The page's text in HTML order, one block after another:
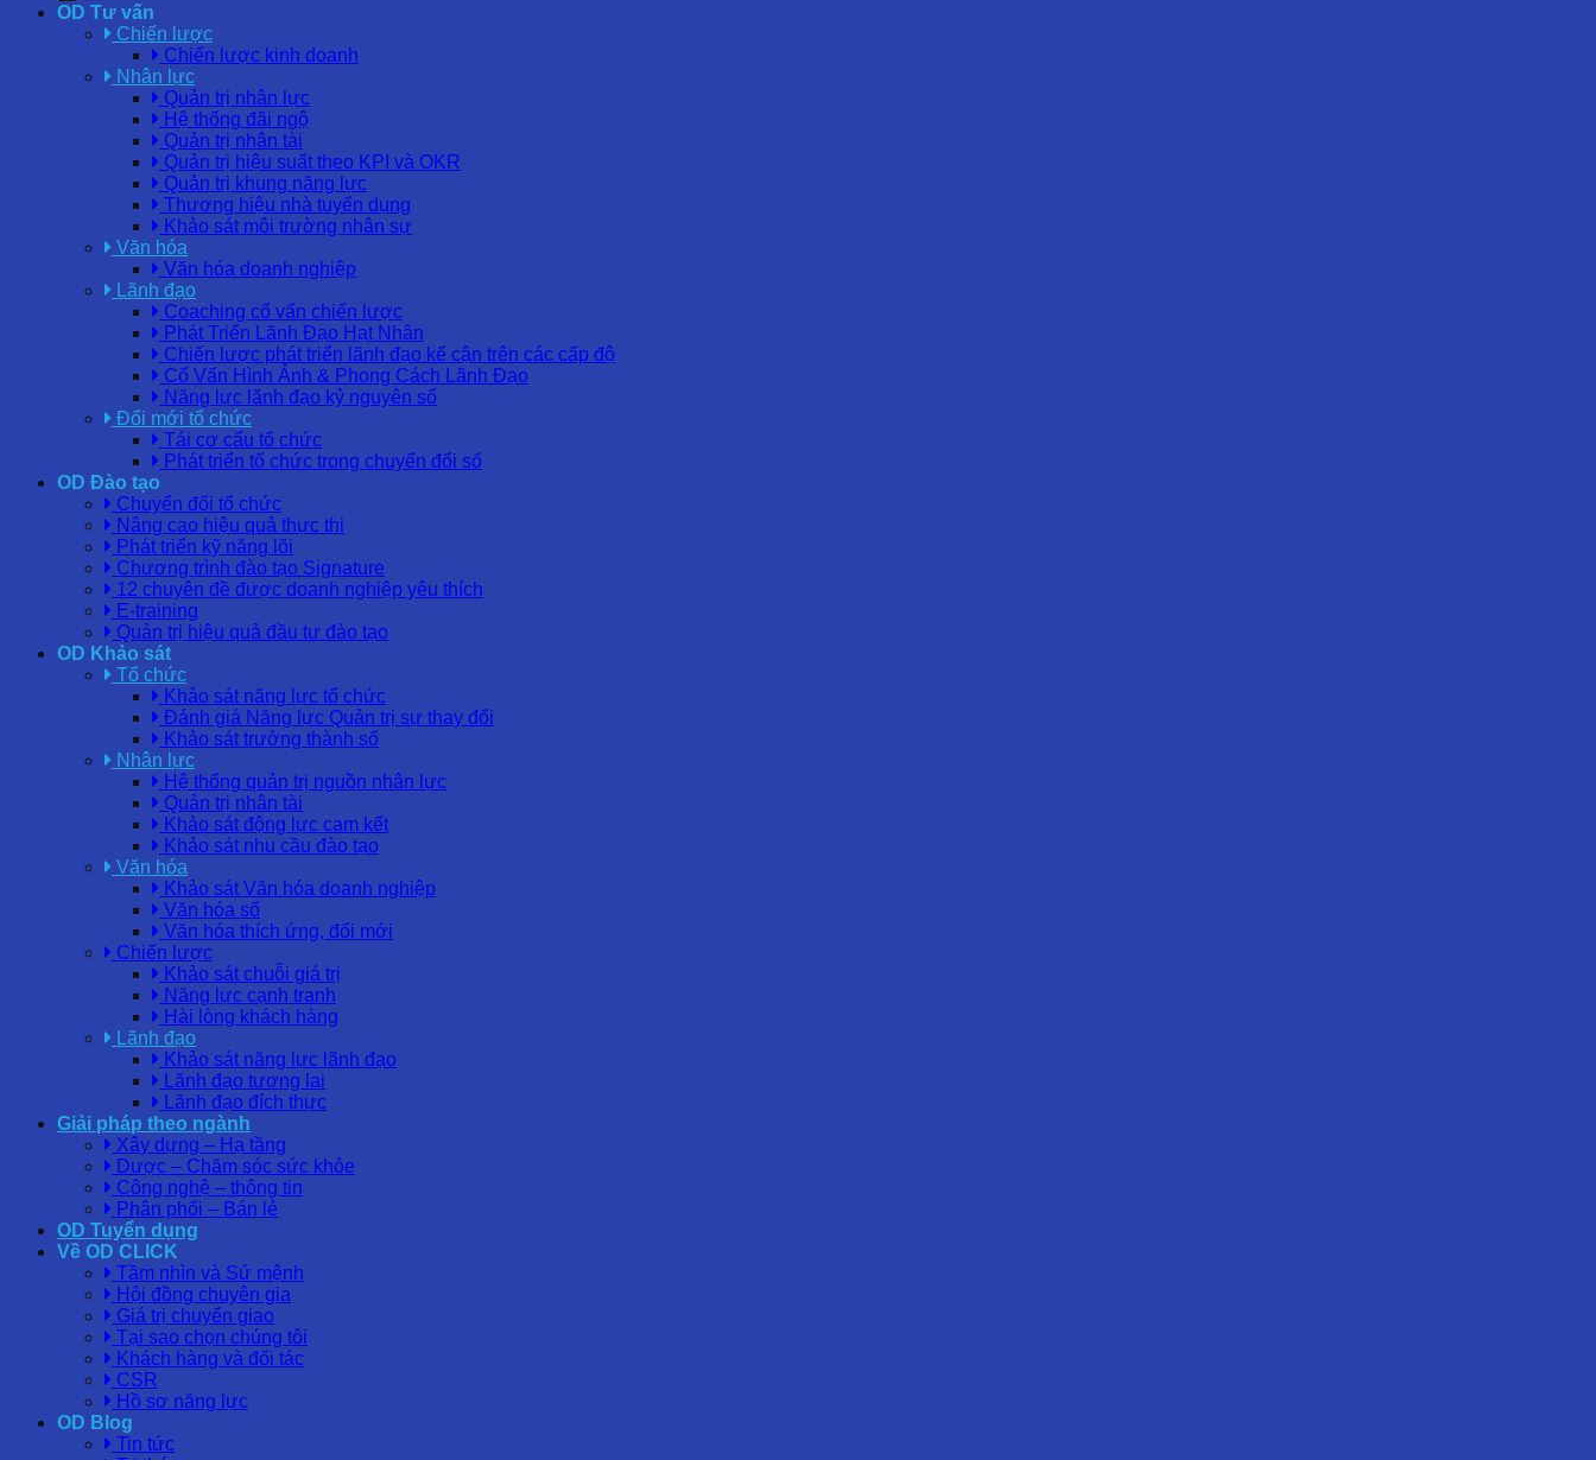
OD Tư vấn
Chiến lược
Chiến lược kinh doanh
Nhân lực
Quản trị nhân lực
Hệ thống đãi ngộ
Quản trị nhân tài
Quản trị hiệu suất theo KPI và OKR
Quản trị khung năng lực
Thương hiệu nhà tuyển dụng
Khảo sát môi trường nhân sự
Văn hóa
Văn hóa doanh nghiệp
Lãnh đạo
Coaching cố vấn chiến lược
Phát Triển Lãnh Đạo Hạt Nhân
Chiến lược phát triển lãnh đạo kế cận trên các cấp độ
Cố Vấn Hình Ảnh & Phong Cách Lãnh Đạo
Năng lực lãnh đạo kỷ nguyên số
Đổi mới tổ chức
Tái cơ cấu tổ chức
Phát triển tổ chức trong chuyển đổi số
OD Đào tạo
Chuyển đổi tổ chức
Nâng cao hiệu quả thực thi
Phát triển kỹ năng lõi
Chương trình đào tạo Signature
12 chuyên đề được doanh nghiệp yêu thích
E-training
Quản trị hiệu quả đầu tư đào tạo
OD Khảo sát
Tổ chức
Khảo sát năng lực tổ chức
Đánh giá Năng lực Quản trị sự thay đổi
Khảo sát trưởng thành số
Nhân lực
Hệ thống quản trị nguồn nhân lực
Quản trị nhân tài
Khảo sát động lực cam kết
Khảo sát nhu cầu đào tạo
Văn hóa
Khảo sát Văn hóa doanh nghiệp
Văn hóa số
Văn hóa thích ứng, đổi mới
Chiến lược
Khảo sát chuỗi giá trị
Năng lực cạnh tranh
Hài lòng khách hàng
Lãnh đạo
Khảo sát năng lực lãnh đạo
Lãnh đạo tương lai
Lãnh đạo đích thực
Giải pháp theo ngành
Xây dựng – Hạ tầng
Dược – Chăm sóc sức khỏe
Công nghệ – thông tin
Phân phối – Bán lẻ
OD Tuyển dụng
Về OD CLICK
Tầm nhìn và Sứ mệnh
Hội đồng chuyên gia
Giá trị chuyển giao
Tại sao chọn chúng tôi
Khách hàng và đối tác
CSR
Hồ sơ năng lực
OD Blog
Tin tức